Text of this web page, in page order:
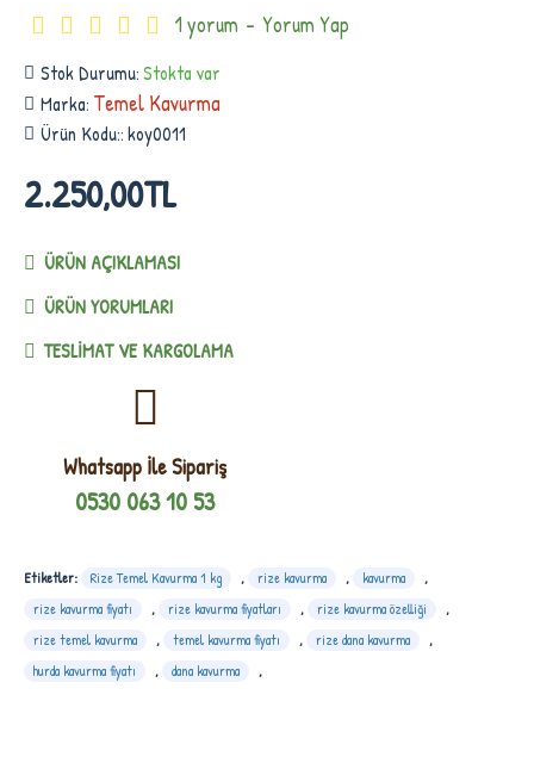
Stok Durumu:Stokta var
Marka: Temel Kavurma
Ürün Kodu::koy0011
1 yorum - Yorum Yap
2.250,00TL
Whatsapp İle Sipariş
0530 063 10 53
ÜRÜN AÇIKLAMASI
ÜRÜN YORUMLARI
TESLIMAT VE KARGOLAMA
Etiketler: Rize Temel Kavurma 1 kg , rize kavurma , kavurma
,
rize kavurma fiyatı
, rize kavurma fiyatları , rize kavurma özelliği
,
rize temel kavurma
, temel kavurma fiyatı , rize dana kavurma
,
hurda kavurma fiyatı
, dana kavurma ,